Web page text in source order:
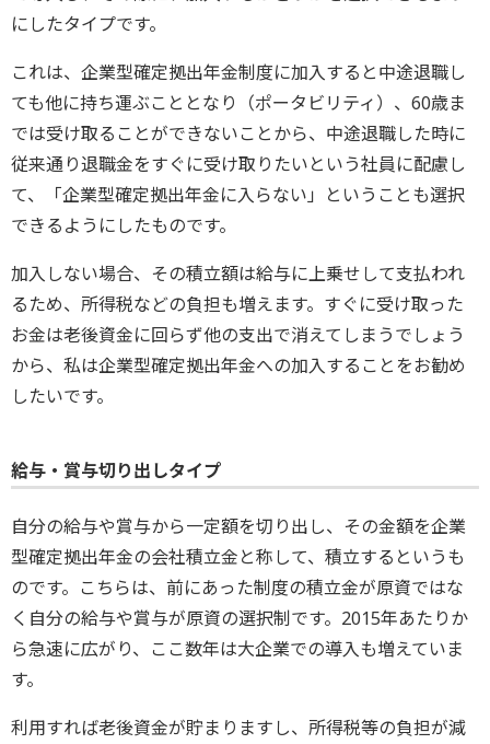
にしたタイプです。
これは、企業型確定拠出年金制度に加入すると中途退職し
ても他に持ち運ぶこととなり（ポータビリティ）、60歳ま
では受け取ることができないことから、中途退職した時に
従来通り退職金をすぐに受け取りたいという社員に配慮し
て、「企業型確定拠出年金に入らない」ということも選択
できるようにしたものです。
加入しない場合、その積立額は給与に上乗せして支払われ
るため、所得税などの負担も増えます。すぐに受け取った
お金は老後資金に回らず他の支出で消えてしまうでしょう
から、私は企業型確定拠出年金への加入することをお勧め
したいです。
給与・賞与切り出しタイプ
自分の給与や賞与から一定額を切り出し、その金額を企業
型確定拠出年金の会社積立金と称して、積立するというも
のです。こちらは、前にあった制度の積立金が原資ではな
く自分の給与や賞与が原資の選択制です。2015年あたりか
ら急速に広がり、ここ数年は大企業での導入も増えていま
す。
利用すれば老後資金が貯まりますし、所得税等の負担が減